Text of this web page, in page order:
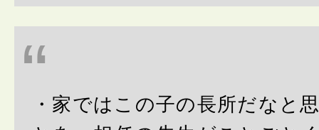
・家ではこの子の長所だなと